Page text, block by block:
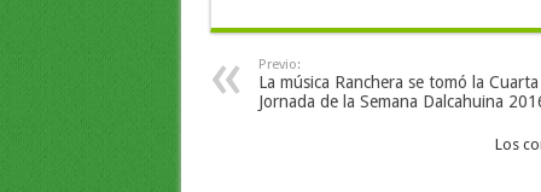
Previo:
La música Ranchera se tomó la Cuarta
Jornada de la Semana Dalcahuina
Los